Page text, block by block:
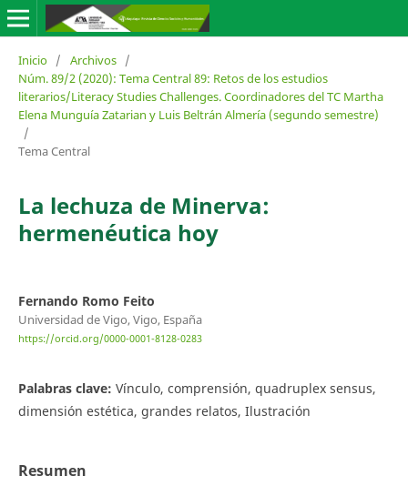
Inicio / Archivos /
Núm. 89/2 (2020): Tema Central 89: Retos de los estudios
literarios/Literacy Studies Challenges. Coordinadores del TC Martha
Elena Munguía Zatarian y Luis Beltrán Almería (segundo semestre)
/
Tema Central
La lechuza de Minerva:
hermenéutica hoy
Fernando Romo Feito
Universidad de Vigo, Vigo, España
https://orcid.org/0000-0001-8128-0283
Palabras clave: Vínculo, comprensión, quadruplex sensus,
dimensión estética, grandes relatos, Ilustración
Resumen